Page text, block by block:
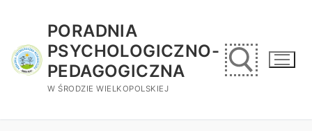
treści
PORADNIA
PSYCHOLOGICZNO-
PEDAGOGICZNA
W ŚRODZIE WIELKOPOLSKIEJ